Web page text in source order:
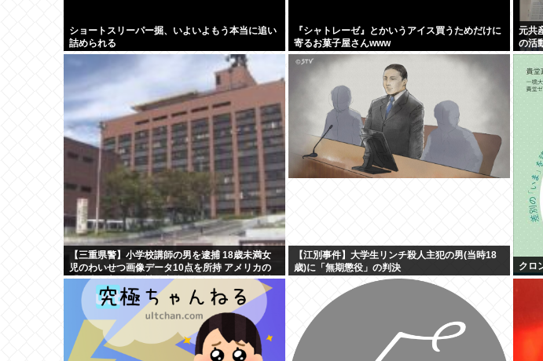
ショートスリーパー掘、いよいよもう本当に追い
詰められる
『シャトレーゼ』とかいうアイス買うためだけに
寄るお菓子屋さんwww
元共
の活
【三重県警】小学校講師の男を逮捕 18歳未満女
児のわいせつ画像データ10点を所持 アメリカの
「全米行方不明・被児童搾取センター」から情報
提供
【江別事件】大学生リンチ殺人主犯の男(当時18
歳)に「無期懲役」の判決
クロ